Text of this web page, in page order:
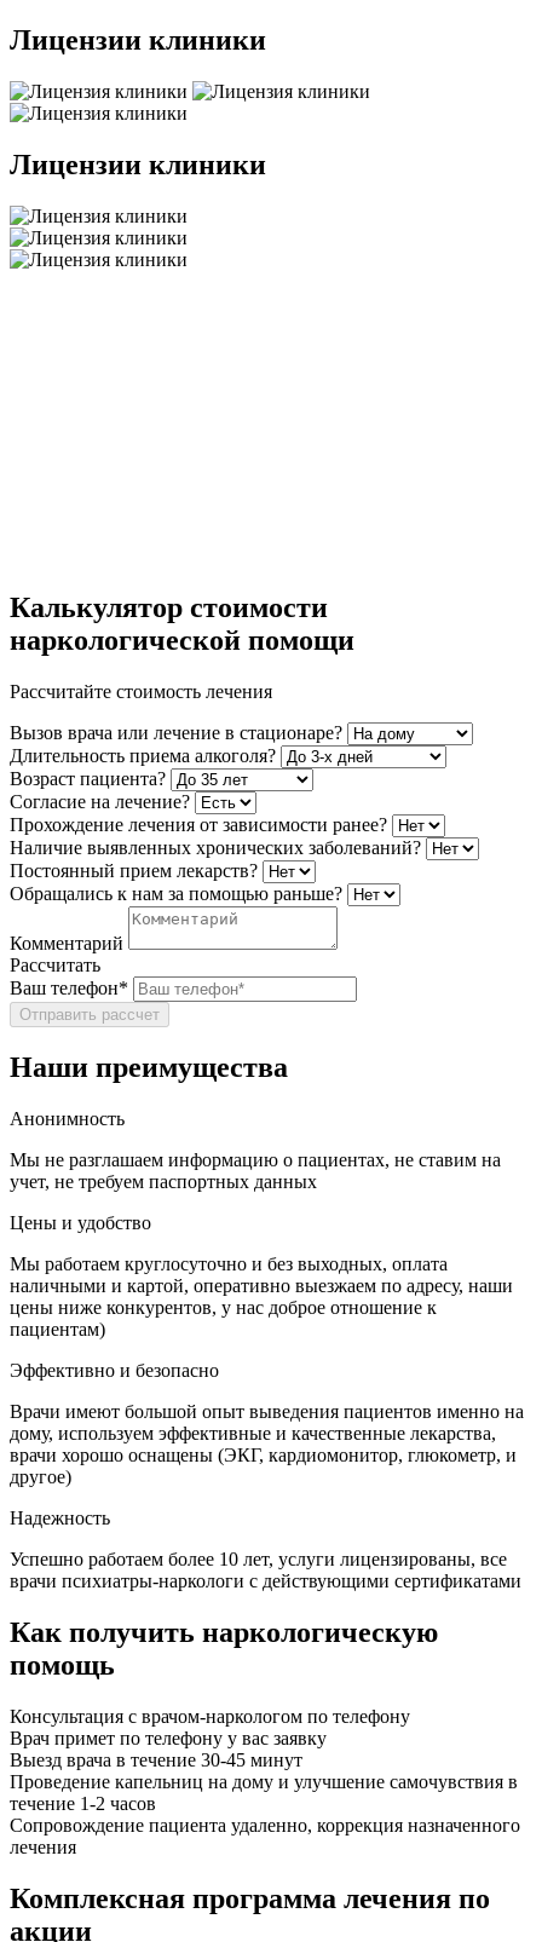
Лицензии клиники
Лицензии клиники
Калькулятор стоимости
наркологической помощи
Рассчитайте стоимость лечения
Вызов врача или лечение в стационаре?
Длительность приема алкоголя?
Возраст пациента?
Согласие на лечение?
Прохождение лечения от зависимости ранее?
Наличие выявленных хронических заболеваний?
Постоянный прием лекарств?
Обращались к нам за помощью раньше?
Комментарий
Рассчитать
Ваш телефон*
Отправить рассчет
Наши преимущества
Анонимность
Мы не разглашаем информацию о пациентах, не ставим на
учет, не требуем паспортных данных
Цены и удобство
Мы работаем круглосуточно и без выходных, оплата
наличными и картой, оперативно выезжаем по адресу, наши
цены ниже конкурентов, у нас доброе отношение к
пациентам)
Эффективно и безопасно
Врачи имеют большой опыт выведения пациентов именно на
дому, используем эффективные и качественные лекарства,
врачи хорошо оснащены (ЭКГ, кардиомонитор, глюкометр, и
другое)
Надежность
Успешно работаем более 10 лет, услуги лицензированы, все
врачи психиатры-наркологи с действующими сертификатами
Как получить наркологическую
помощь
Консультация с врачом-наркологом по телефону
Врач примет по телефону у вас заявку
Выезд врача в течение 30-45 минут
Проведение капельниц на дому и улучшение самочувствия в
течение 1-2 часов
Сопровождение пациента удаленно, коррекция назначенного
лечения
Комплексная программа лечения по
акции